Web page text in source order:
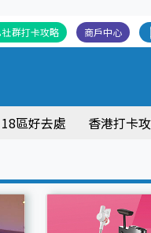
商戶中心
社群打卡攻略
18區好去處 香港打卡